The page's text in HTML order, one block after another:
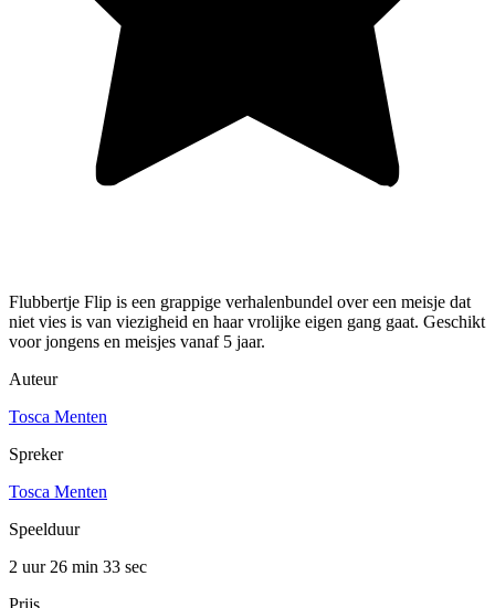
Flubbertje Flip is een grappige verhalenbundel over een meisje dat
niet vies is van viezigheid en haar vrolijke eigen gang gaat. Geschikt
voor jongens en meisjes vanaf 5 jaar.
Auteur
Tosca Menten
Spreker
Tosca Menten
Speelduur
2 uur 26 min 33 sec
Prijs